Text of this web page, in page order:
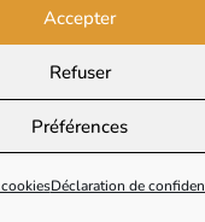
Accepter
Refuser
Préférences
Déclaration de
d’une